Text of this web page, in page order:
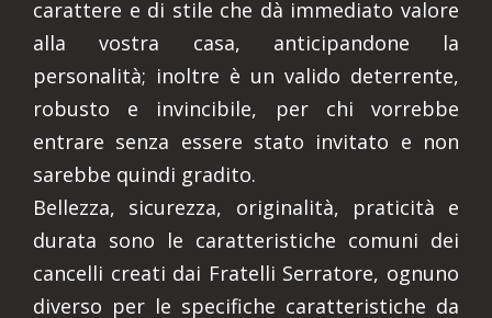
carattere e di stile che dà immediato valore
alla vostra casa, anticipandone la
personalità; inoltre è un valido deterrente,
robusto e invincibile, per chi vorrebbe
entrare senza essere stato invitato e non
sarebbe quindi gradito.
Bellezza, sicurezza, originalità, praticità e
durata sono le caratteristiche comuni dei
cancelli creati dai Fratelli Serratore, ognuno
diverso per le specifiche caratteristiche da